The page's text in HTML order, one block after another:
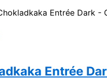
Entrée Dark -
Entrée